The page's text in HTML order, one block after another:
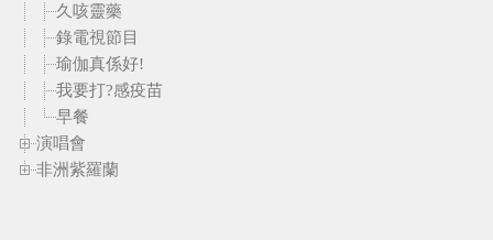
久咳靈藥
錄電視節目
瑜伽真係好!
我要打?感疫苗
早餐
演唱會
非洲紫羅蘭